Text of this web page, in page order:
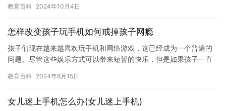
除小…
教育百科 2024年10月4日
怎样改变孩子玩手机如何戒掉孩子网瘾
孩子们现在越来越喜欢玩手机和网络游戏，这已经成为一个普遍的
问题。尽管这些娱乐方式可以带来短暂的快乐，但是如果孩子一直
此，我们…
教育百科 2024年8月15日
女儿迷上手机怎么办(女儿迷上手机)